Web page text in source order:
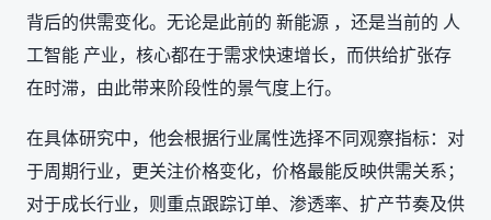
背后的供需变化。无论是此前的 新能源 ，还是当前的 人
工智能 产业，核心都在于需求快速增长，而供给扩张存
在时滞，由此带来阶段性的景气度上行。
在具体研究中，他会根据行业属性选择不同观察指标：对
于周期行业，更关注价格变化，价格最能反映供需关系；
对于成长行业，则重点跟踪订单、渗透率、扩产节奏及供